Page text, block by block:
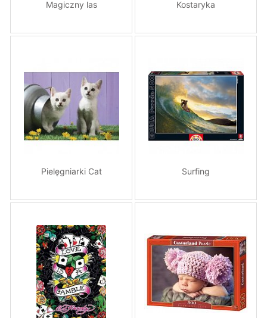
Magiczny las Kostaryka
Pielęgniarki Cat Surfing